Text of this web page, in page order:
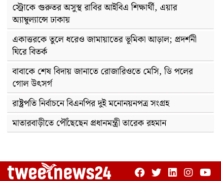
স্ট্রোকে গুরুতর অসুস্থ রাবির আইবিএ শিক্ষার্থী, এয়ার
অ্যাম্বুল্যান্সে ঢাকায়
একাত্তরকে তুলে ধরেও জামায়াতের ভূমিকা আড়াল; প্রদর্শনী
ঘিরে বিতর্ক
বাবাকে শেষ বিদায় জানাতে রোজারিওতে মেসি, ডি পলের
গোল উৎসর্গ
রাষ্ট্রপতি নির্বাচনে বিএনপির দুই মনোনয়নপত্র সংগ্রহ
মাতারবাড়ীতে পৌঁছেছেন প্রধানমন্ত্রী তারেক রহমান